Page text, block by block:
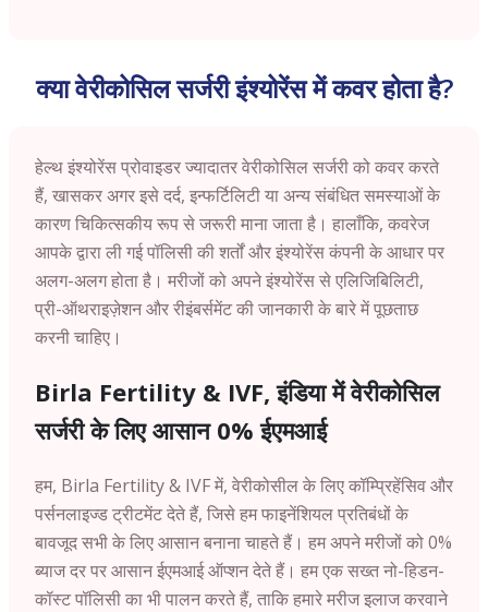
क्या वेरीकोसिल सर्जरी इंश्योरेंस में कवर होता है?
हेल्थ इंश्योरेंस प्रोवाइडर ज्यादातर वेरीकोसिल सर्जरी को कवर करते
हैं, खासकर अगर इसे दर्द, इन्फर्टिलिटी या अन्य संबंधित समस्याओं के
कारण चिकित्सकीय रूप से जरूरी माना जाता है। हालाँकि, कवरेज
आपके द्वारा ली गई पॉलिसी की शर्तों और इंश्योरेंस कंपनी के आधार पर
अलग-अलग होता है। मरीजों को अपने इंश्योरेंस से एलिजिबिलिटी,
प्री-ऑथराइज़ेशन और रीइंबर्समेंट की जानकारी के बारे में पूछताछ
करनी चाहिए।
Birla Fertility & IVF, इंडिया में वेरीकोसिल
सर्जरी के लिए आसान 0% ईएमआई
हम, Birla Fertility & IVF में, वेरीकोसील के लिए कॉम्प्रिहेंसिव और
पर्सनलाइज्ड ट्रीटमेंट देते हैं, जिसे हम फाइनेंशियल प्रतिबंधों के
बावजूद सभी के लिए आसान बनाना चाहते हैं। हम अपने मरीजों को 0%
ब्याज दर पर आसान ईएमआई ऑप्शन देते हैं। हम एक सख्त नो-हिडन-
कॉस्ट पॉलिसी का भी पालन करते हैं, ताकि हमारे मरीज इलाज करवाने